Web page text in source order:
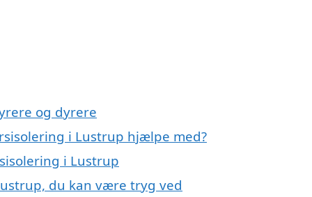
og dyrere
i Lustrup hjælpe med?
i Lustrup
du kan være tryg ved